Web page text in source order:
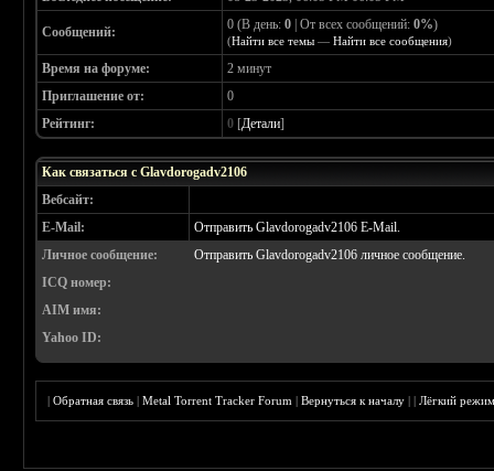
Сообщений: 0 (В день:0 | От всех сообщений:0%)
(Найти все темы —Найти все сообщения)
Время на форуме:
2 минут
Приглашение от:
0
Рейтинг:
0 [Детали]
Как связаться с Glavdorogadv2106
Вебсайт:
E-Mail:
Отправить Glavdorogadv2106 E-Mail.
Личное сообщение:
Отправить Glavdorogadv2106 личное сообщение.
ICQ номер:
AIM имя:
Yahoo ID:
|Обратная связь |Metal Torrent Tracker Forum |Вернуться к началу ||Лёгкий